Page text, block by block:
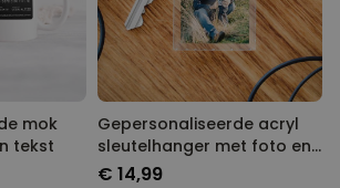
mok
tekst
Gepersonaliseerde acryl
sleutelhanger met foto en
tekst
€ 14,99